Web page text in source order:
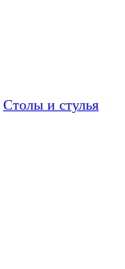
Столы и стулья